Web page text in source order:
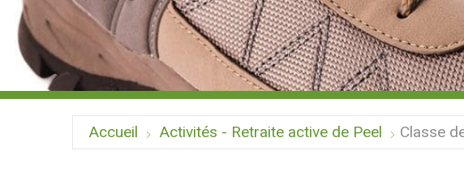
Accueil Activités - Retraite active de Peel Classe